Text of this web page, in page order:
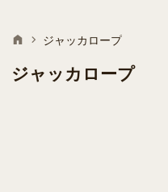
ジャッカロープ
ジャッカロープ